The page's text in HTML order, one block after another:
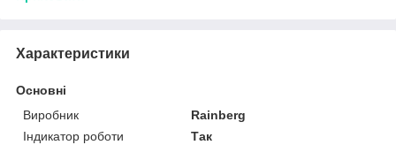
Характеристики
Основні
Виробник
Rainberg
Індикатор роботи
Так